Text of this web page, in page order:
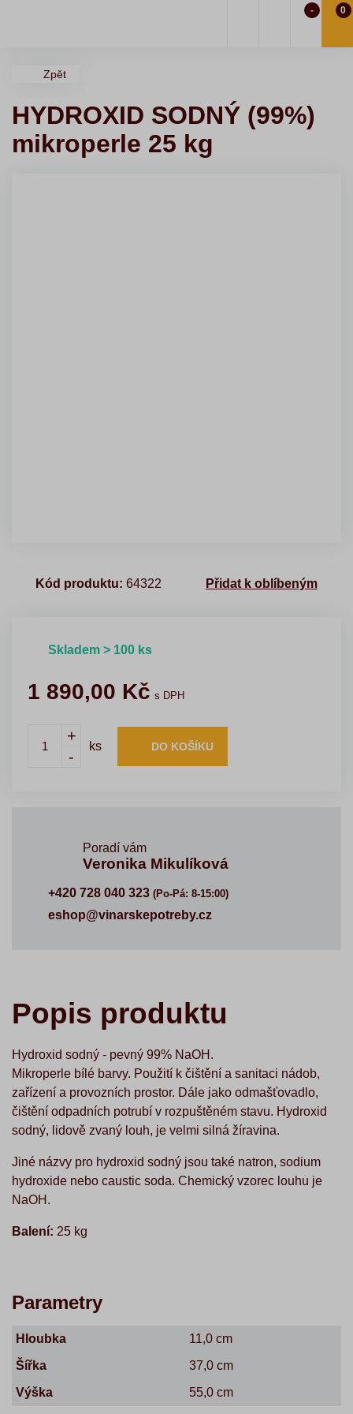
- 0
Zpět
HYDROXID SODNÝ (99%)
mikroperle 25 kg
Kód produktu: 64322 Přidat k oblíbeným
Skladem > 100 ks
1 890,00 Kč s DPH
+
-
ks DO KOŠÍKU
Poradí vám
Veronika Mikulíková
+420 728 040 323 (Po-Pá: 8-15:00)
eshop@vinarskepotreby.cz
Popis produktu
Hydroxid sodný - pevný 99% NaOH.
Mikroperle bílé barvy. Použití k čištění a sanitaci nádob,
zařízení a provozních prostor. Dále jako odmašťovadlo,
čištění odpadních potrubí v rozpuštěném stavu. Hydroxid
sodný, lidově zvaný louh, je velmi silná žíravina.
Jiné názvy pro hydroxid sodný jsou také natron, sodium
hydroxide nebo caustic soda. Chemický vzorec louhu je
NaOH.
Balení: 25 kg
Parametry
Hloubka
11,0 cm
Šířka
37,0 cm
Výška
55,0 cm